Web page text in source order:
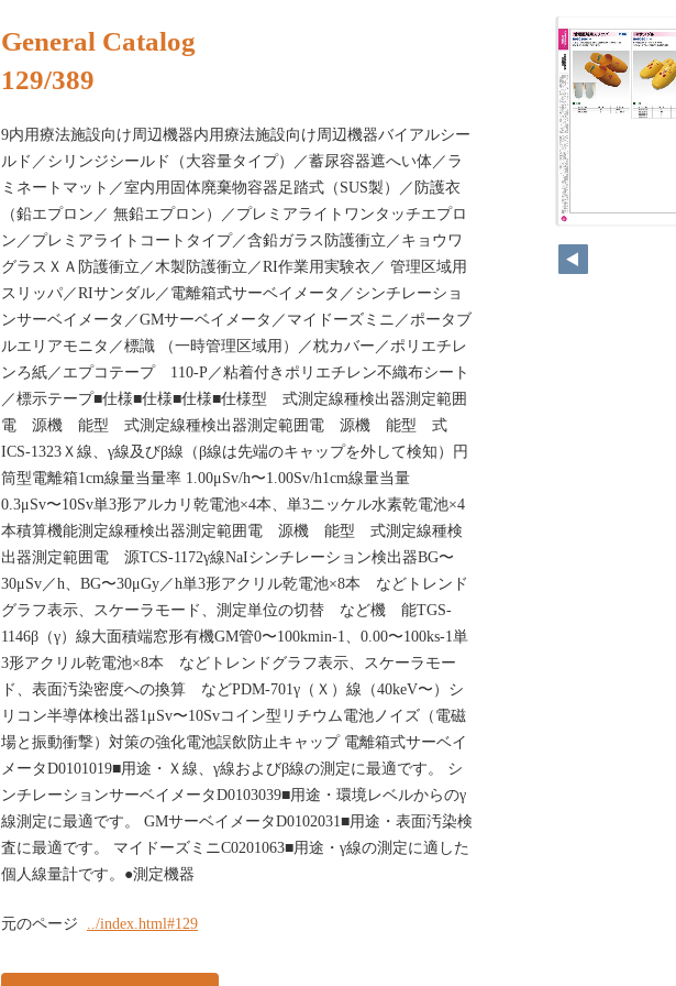
112
General Catalog
129/389
9内用療法施設向け周辺機器内用療法施設向け周辺機器バイアルシー
ルド／シリンジシールド（大容量タイプ）／蓄尿容器遮へい体／ラ
ミネートマット／室内用固体廃棄物容器足踏式（SUS製）／防護衣
（鉛エプロン／ 無鉛エプロン）／プレミアライトワンタッチエプロ
ン／プレミアライトコートタイプ／含鉛ガラス防護衝立／キョウワ
グラスＸＡ防護衝立／木製防護衝立／RI作業用実験衣／ 管理区域用
スリッパ／RIサンダル／電離箱式サーベイメータ／シンチレーショ
ンサーベイメータ／GMサーベイメータ／マイドーズミニ／ポータブ
ルエリアモニタ／標識 （一時管理区域用）／枕カバー／ポリエチレ
ンろ紙／エプコテープ 110-P／粘着付きポリエチレン不織布シート
／標示テープ■仕様■仕様■仕様■仕様型 式測定線種検出器測定範囲
電 源機 能型 式測定線種検出器測定範囲電 源機 能型 式
ICS-1323Ｘ線、γ線及びβ線（β線は先端のキャップを外して検知）円
筒型電離箱1cm線量当量率 1.00μSv/h〜1.00Sv/h1cm線量当量
0.3μSv〜10Sv単3形アルカリ乾電池×4本、単3ニッケル水素乾電池×4
本積算機能測定線種検出器測定範囲電 源機 能型 式測定線種検
出器測定範囲電 源TCS-1172γ線NaIシンチレーション検出器BG〜
30μSv／h、BG〜30μGy／h単3形アクリル乾電池×8本 などトレンド
グラフ表示、スケーラモード、測定単位の切替 など機 能TGS-
1146β（γ）線大面積端窓形有機GM管0〜100kmin-1、0.00〜100ks-1単
3形アクリル乾電池×8本 などトレンドグラフ表示、スケーラモー
ド、表面汚染密度への換算 などPDM-701γ（Ｘ）線（40keV〜）シ
リコン半導体検出器1μSv〜10Svコイン型リチウム電池ノイズ（電磁
場と振動衝撃）対策の強化電池誤飲防止キャップ 電離箱式サーベイ
メータD0101019■用途・Ｘ線、γ線およびβ線の測定に最適です。 シ
ンチレーションサーベイメータD0103039■用途・環境レベルからのγ
線測定に最適です。 GMサーベイメータD0102031■用途・表面汚染検
査に最適です。 マイドーズミニC0201063■用途・γ線の測定に適した
個人線量計です。●測定機器
元のページ ../index.html#129